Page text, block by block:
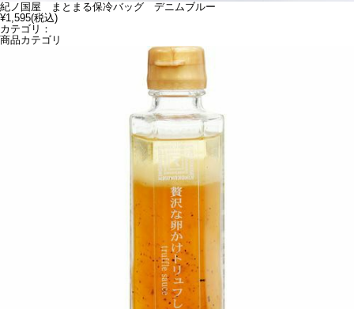
紀ノ国屋 まとまる保冷バッグ デニムブルー
¥1,595(税込)
カテゴリ：
商品カテゴリ